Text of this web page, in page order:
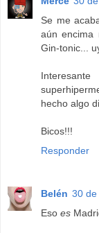
Se me
aún encima
Gin-tonic...
hecho algo
Bicos!!!
Responder
Belén 30 de
Eso es